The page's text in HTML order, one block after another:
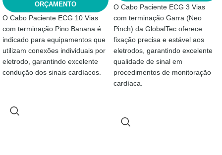
ORÇAMENTO
O Cabo Paciente ECG 10 Vias
com terminação Pino Banana é
indicado para equipamentos que
utilizam conexões individuais por
eletrodo, garantindo excelente
condução dos sinais cardíacos.
O Cabo Paciente ECG 3 Vias
com terminação Garra (Neo
Pinch) da GlobalTec oferece
fixação precisa e estável aos
eletrodos, garantindo excelente
qualidade de sinal em
procedimentos de monitoração
cardíaca.